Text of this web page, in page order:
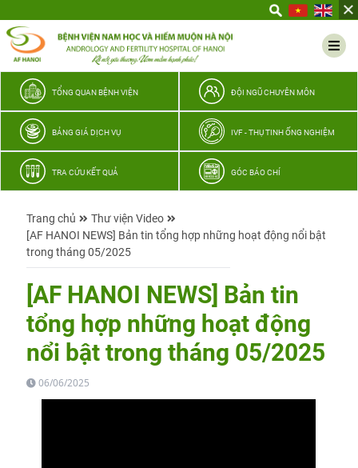
thương
TỔNG QUAN BỆNH VIỆN ĐỘI NGŨ CHUYÊN MÔN
BẢNG GIÁ DỊCH VỤ IVF - THỤ TINH ỐNG NGHIỆM
TRA CỨU KẾT QUẢ GÓC BÁO CHÍ
Trang chủ
Thư viện Video
[AF HANOI NEWS] Bản tin tổng hợp những hoạt động nổi bật
trong tháng 05/2025
[AF HANOI NEWS] Bản tin
tổng hợp những hoạt động
nổi bật trong tháng 05/2025
06/06/2025